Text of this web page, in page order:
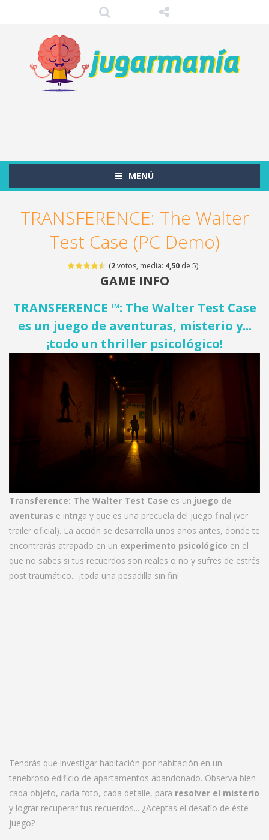
MENÚ
TRANSFERENCE: The Walter
Test Case (PC Demo)
(2votos, media: 4,50 de 5)
GAME INFO
TRANSFERENCE ™: The Walter Test Case
es un juego de aventuras, misterio y...
¡todo un thriller psicológico!
Transference: The Walter Test Case es un juego de
aventuras e intriga y que es una precuela del juego final (ver
trailer oficial). La acción se desarrolla unos años antes, donde te
encontrarás atrapado en un experimento psicológico en el
que no sabes si tus recuerdos son reales o no y sufres de estrés
post traumático... ¡toda una pesadilla sin fin!
Tendrás que investigar habitación por habitación en un
tenebroso edificio de apartamentos abandonado. Observa bien
cada objeto, cada foto, cada detalle, para resolver el misterio
y lograr recuperar tus recuerdos... ¿Aceptas el desafío de éste
juego?